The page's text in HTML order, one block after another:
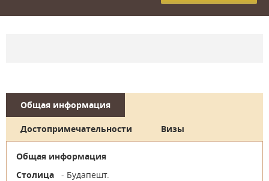
Общая информация
Достопримечательности Визы
Общая информация
Столица
- Будапешт.